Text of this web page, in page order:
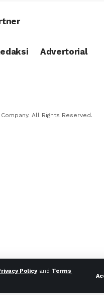
Policyand Terms
Advertorial
All Rights Reserved.